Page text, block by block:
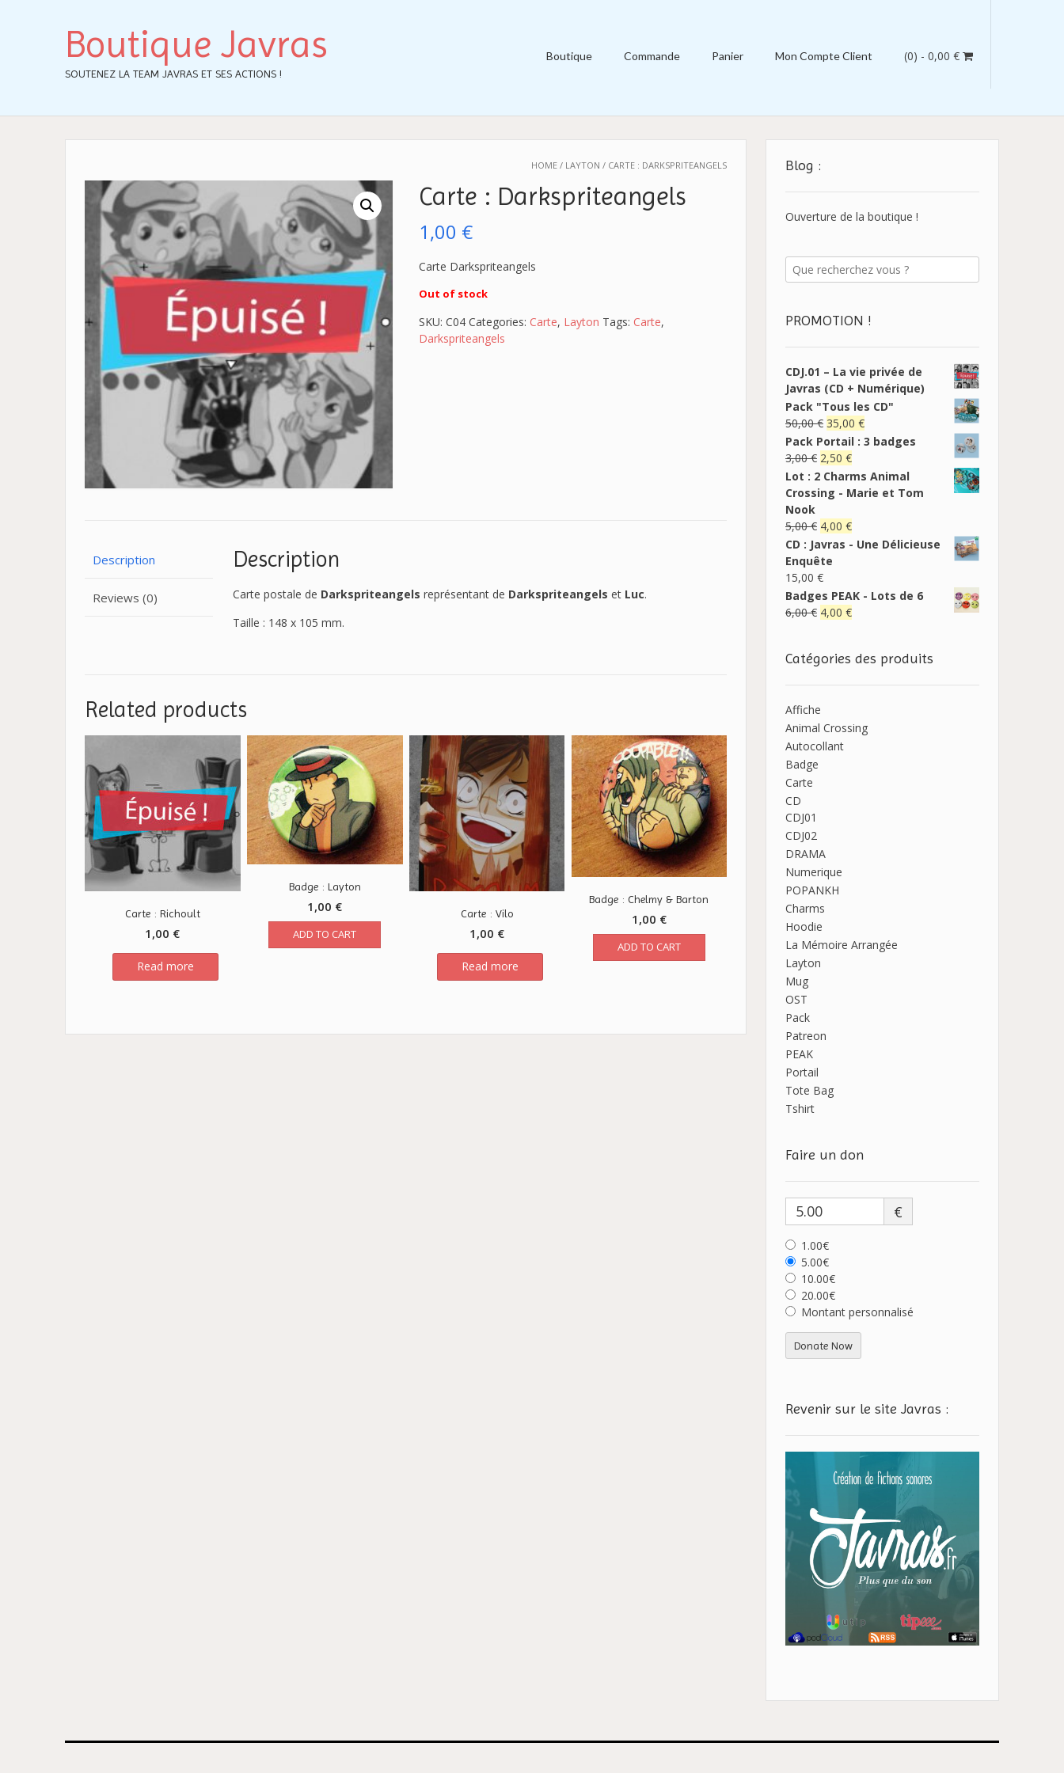
Boutique Javras
SOUTENEZ LA TEAM JAVRAS ET SES ACTIONS !
(0) - 0,00 €
Boutique Commande Panier Mon Compte Client
HOME / LAYTON / CARTE : DARKSPRITEANGELS
Carte : Darkspriteangels
1,00 €
Carte Darkspriteangels
Out of stock
SKU: C04 Categories: Carte, Layton Tags: Carte,
Darkspriteangels
Description
Reviews (0)
Description
Carte postale de Darkspriteangels représentant de Darkspriteangels et Luc.
Taille : 148 x 105 mm.
Related products
Carte : Richoult
1,00 €
Read more
Badge : Layton
1,00 €
ADD TO CART
Carte : Vilo
1,00 €
Read more
Badge : Chelmy & Barton
1,00 €
ADD TO CART
Blog :
Ouverture de la boutique !
PROMOTION !
CDJ.01 – La vie privée de
Javras (CD + Numérique)
Pack "Tous les CD"
50,00€ 35,00 €
Pack Portail : 3 badges
3,00€ 2,50 €
Lot : 2 Charms Animal
Crossing - Marie et Tom
Nook
5,00€ 4,00 €
CD : Javras - Une Délicieuse
Enquête
15,00 €
Badges PEAK - Lots de 6
6,00€ 4,00 €
Catégories des produits
Affiche
Animal Crossing
Autocollant
Badge
Carte
CD
CDJ01
CDJ02
DRAMA
Numerique
POPANKH
Charms
Hoodie
La Mémoire Arrangée
Layton
Mug
OST
Pack
Patreon
PEAK
Portail
Tote Bag
Tshirt
Faire un don
€
1.00€
5.00€
10.00€
20.00€
Montant personnalisé
Donate Now
Revenir sur le site Javras :